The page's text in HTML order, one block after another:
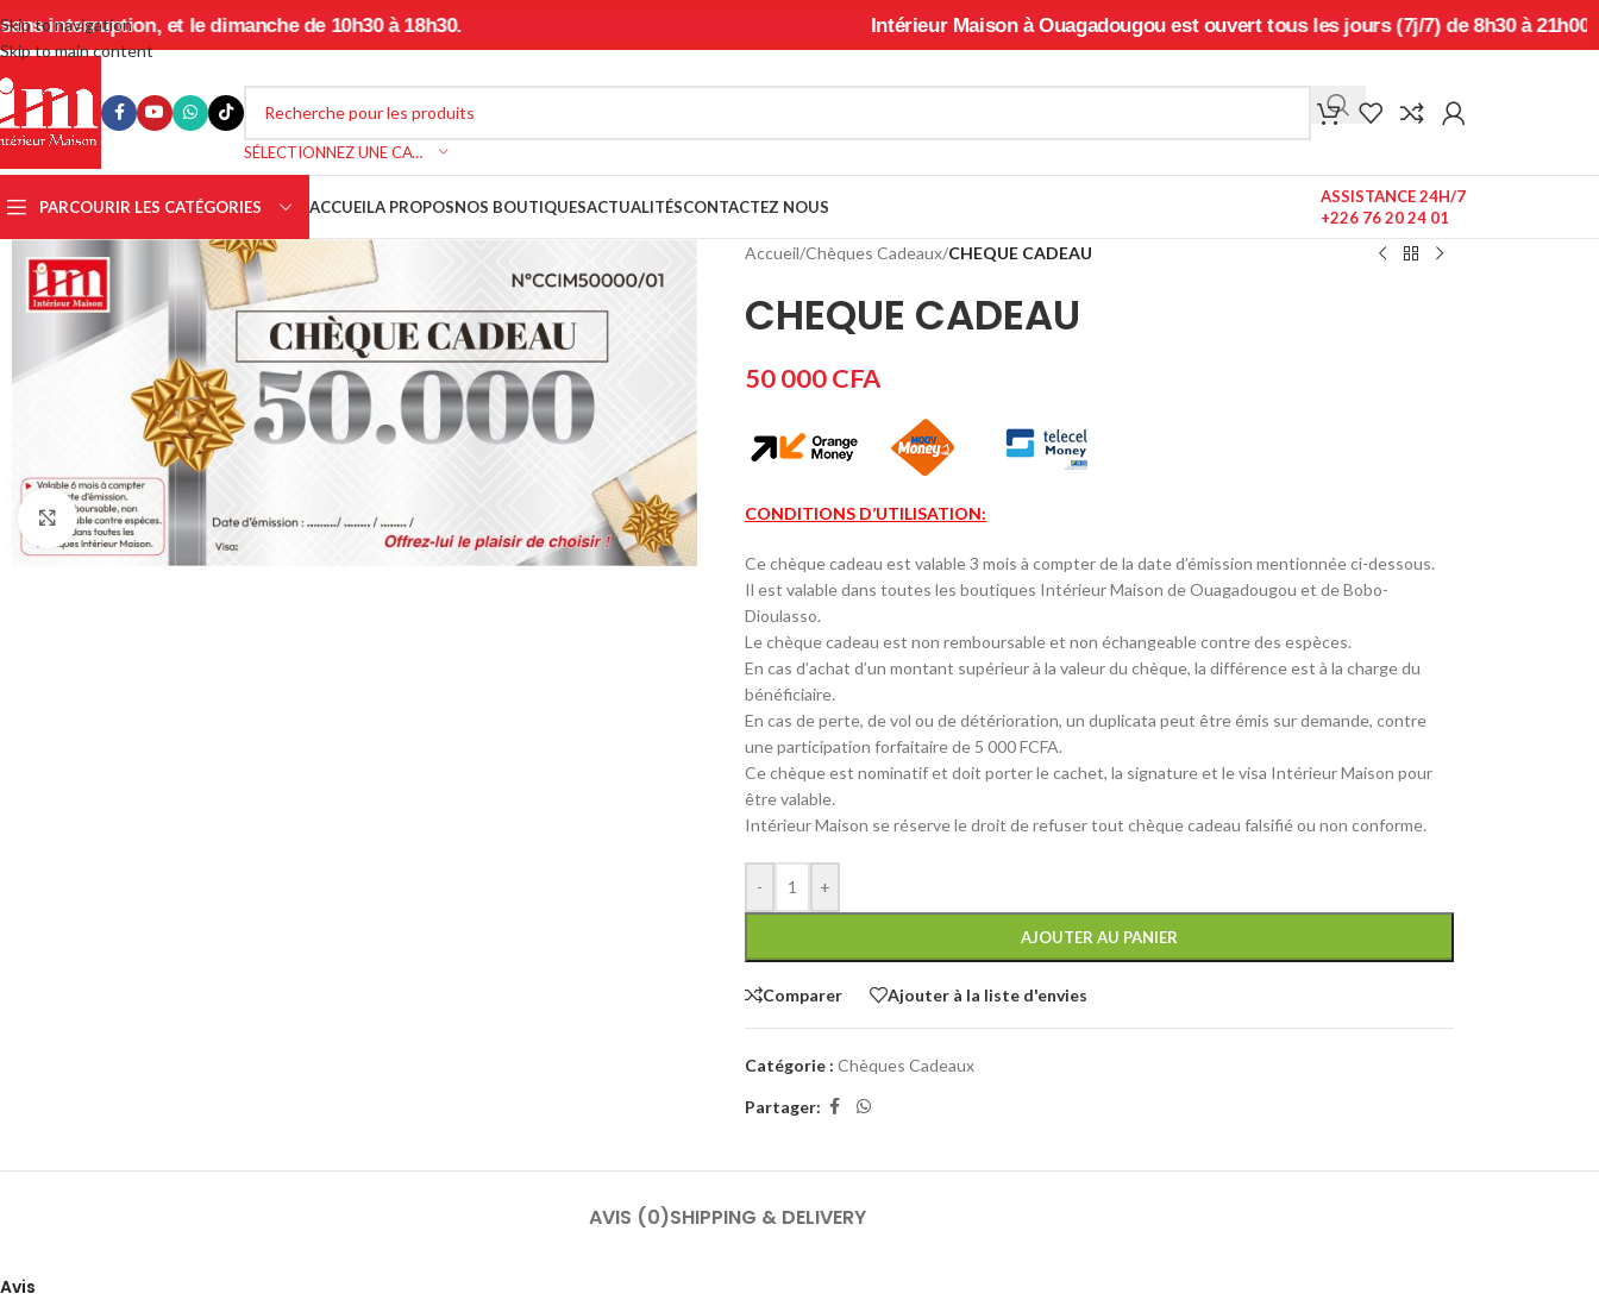
Skip to navigation
Skip to main content
et le dimanche de 10h30 à 18h30. Intérieur Maison à Ouagadougou est ouvert tous les jours (7j/7) de 8h30 à 21h00, sans
SÉLECTIONNEZ UNE CATÉGORIE
PARCOURIR LES CATÉGORIES ACCUEILA PROPOSNOS BOUTIQUESACTUALITÉSCONTACTEZ NOUS
ASSISTANCE 24H/7
+226 76 20 24 01
Cliquez pour agrandir
Accueil/Chèques Cadeaux/CHEQUE CADEAU
CHEQUE CADEAU
50 000CFA
CONDITIONS D’UTILISATION:
Ce chèque cadeau est valable 3 mois à compter de la date d’émission mentionnée ci-dessous.
Il est valable dans toutes les boutiques Intérieur Maison de Ouagadougou et de Bobo-
Dioulasso.
Le chèque cadeau est non remboursable et non échangeable contre des espèces.
En cas d’achat d’un montant supérieur à la valeur du chèque, la différence est à la charge du
bénéficiaire.
En cas de perte, de vol ou de détérioration, un duplicata peut être émis sur demande, contre
une participation forfaitaire de 5 000 FCFA.
Ce chèque est nominatif et doit porter le cachet, la signature et le visa Intérieur Maison pour
être valable.
Intérieur Maison se réserve le droit de refuser tout chèque cadeau falsifié ou non conforme.
- +
AJOUTER AU PANIER
Comparer Ajouter à la liste d'envies
Catégorie : Chèques Cadeaux
Partager:
AVIS (0)SHIPPING & DELIVERY
Avis